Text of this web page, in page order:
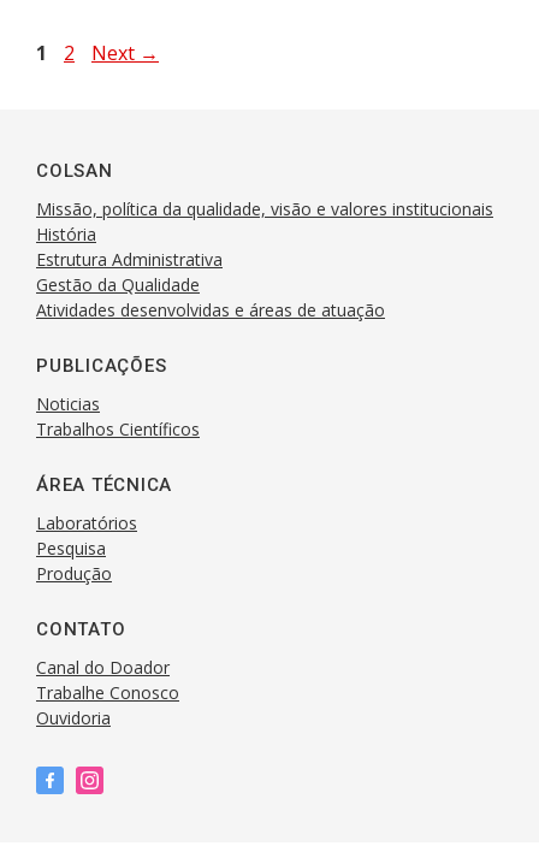
Page
1 Page
2 Next →
COLSAN
Missão, política da qualidade, visão e valores institucionais
História
Estrutura Administrativa
Gestão da Qualidade
Atividades desenvolvidas e áreas de atuação
PUBLICAÇÕES
Noticias
Trabalhos Científicos
ÁREA TÉCNICA
Laboratórios
Pesquisa
Produção
CONTATO
Canal do Doador
Trabalhe Conosco
Ouvidoria